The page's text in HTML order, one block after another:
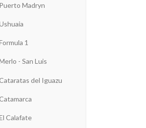
Puerto Madryn
1
- San Luis
del Iguazu
Calafate